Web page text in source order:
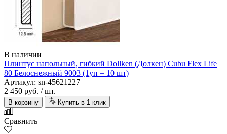
В наличии
Плинтус напольный, гибкий Dollken (Долкен) Cubu Flex Life
80 Белоснежный 9003 (1уп = 10 шт)
Артикул: sn-45621227
2 450 руб. / шт.
В корзину Купить в 1 клик
Сравнить